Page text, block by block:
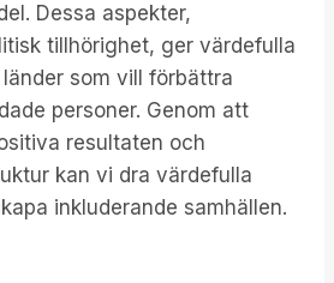
Dessa aspekter,
tillhörighet, ger värdefulla
som vill förbättra
personer. Genom att
resultaten och
kan vi dra värdefulla
inkluderande samhällen.